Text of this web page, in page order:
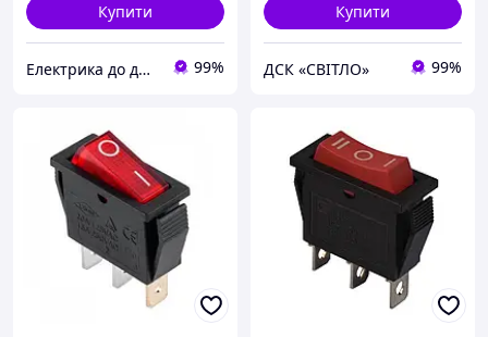
Купити
Електрика до дрібниць 99%
Купити
ДСК «СВІТЛО» 99%